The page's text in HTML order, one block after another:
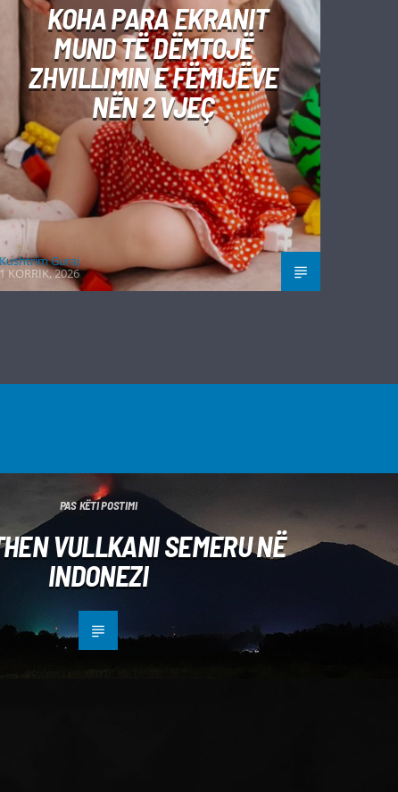
KOHA PARA EKRANIT
MUND TË DËMTOJË
ZHVILLIMIN E FËMIJËVE
NËN 2 VJEÇ
Kushtrim Guraj
1 KORRIK, 2026
PAS KËTI POSTIMI
VULLKANI SEMERU NË
INDONEZI